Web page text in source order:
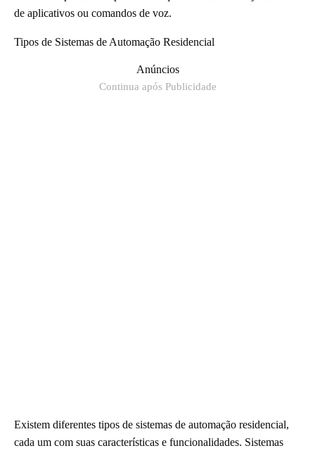
de aplicativos ou comandos de voz.
Tipos de Sistemas de Automação Residencial
Anúncios
Continua após Publicidade
Existem diferentes tipos de sistemas de automação residencial,
cada um com suas características e funcionalidades. Sistemas